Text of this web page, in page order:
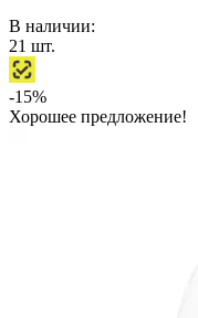
В наличии:
21 шт.
-15%
Хорошее предложение!